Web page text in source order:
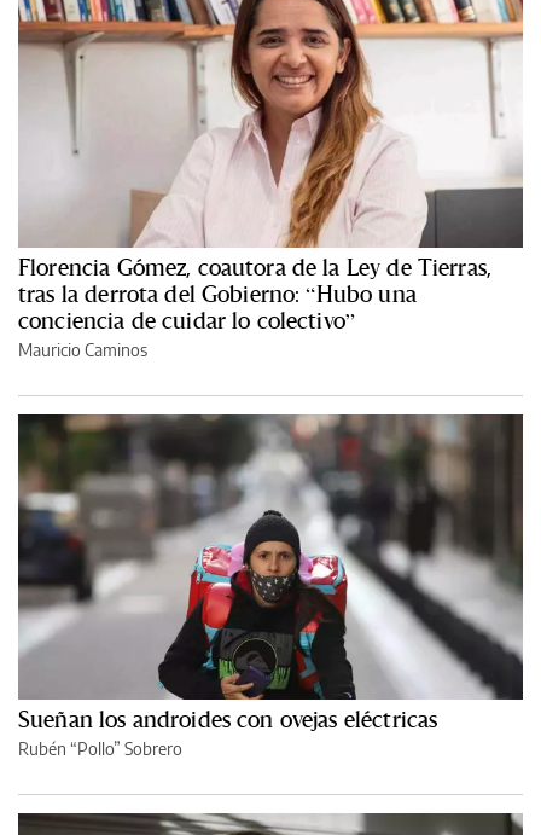
Florencia Gómez, coautora de la Ley de Tierras,
tras la derrota del Gobierno: “Hubo una
conciencia de cuidar lo colectivo”
Mauricio Caminos
Sueñan los androides con ovejas eléctricas
Rubén “Pollo” Sobrero